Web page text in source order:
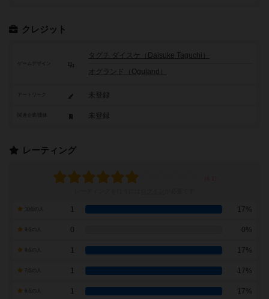
クレジット
ゲームデザイン
タグチ ダイスケ（Daisuke Taguchi）
オグランド（Oguland）
アートワーク 未登録
未登録
レーティング
1 17%
0 0%
1 17%
7点の人 1 17%
1 17%